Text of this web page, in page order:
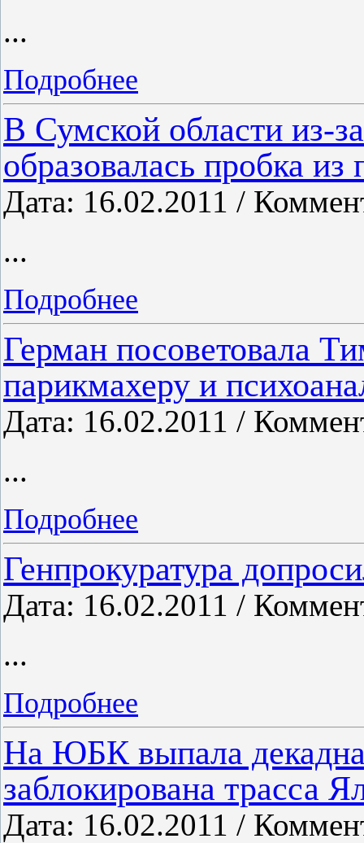
...
Подробнее
В Сумской области из-
образовалась пробка из
Дата: 16.02.2011 /
...
Подробнее
Герман посоветовала
парикмахеру и
Дата: 16.02.2011 /
...
Подробнее
Генпрокуратура
Дата: 16.02.2011 /
...
Подробнее
На ЮБК выпала
заблокирована трасса
Дата: 16.02.2011 /